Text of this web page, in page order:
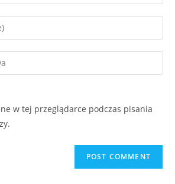
w tej przeglądarce podczas pisania